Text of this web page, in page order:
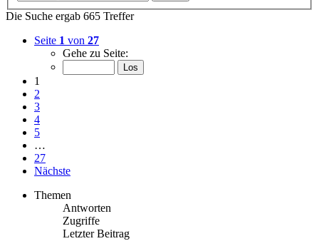
Die Suche ergab 665 Treffer
Seite 1 von 27
Gehe zu Seite:
1
2
3
4
5
…
27
Nächste
Themen
Antworten
Zugriffe
Letzter Beitrag